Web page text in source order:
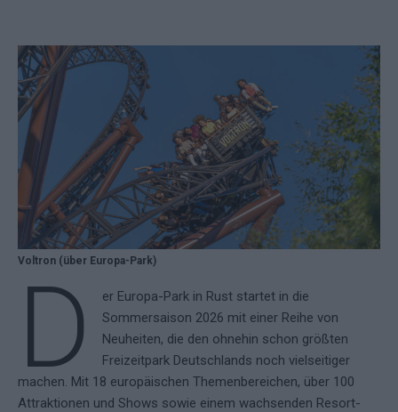
Voltron (über Europa-Park)
D
er Europa-Park in Rust startet in die
Sommersaison 2026 mit einer Reihe von
Neuheiten, die den ohnehin schon größten
Freizeitpark Deutschlands noch vielseitiger
machen. Mit 18 europäischen Themenbereichen, über 100
Attraktionen und Shows sowie einem wachsenden Resort-